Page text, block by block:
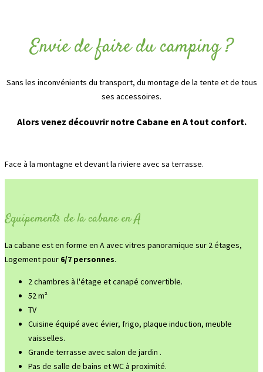
Envie de faire du camping ?
Sans les inconvénients du transport, du montage de la tente et de tous
ses accessoires.
Alors venez découvrir notre Cabane en A tout confort.
Face à la montagne et devant la riviere avec sa terrasse.
Equipements de la cabane en A
La cabane est en forme en A avec vitres panoramique sur 2 étages,
Logement pour 6/7 personnes.
2 chambres à l'étage et canapé convertible.
52 m²
TV
Cuisine équipé avec évier, frigo, plaque induction, meuble
vaisselles.
Grande terrasse avec salon de jardin .
Pas de salle de bains et WC à proximité.